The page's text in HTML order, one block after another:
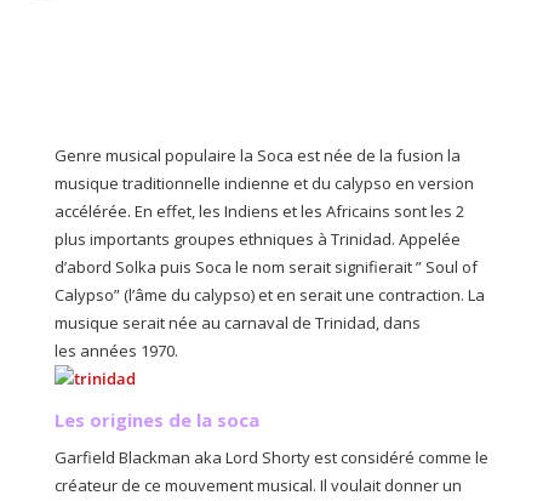
Genre musical populaire la Soca est née de la fusion la
musique traditionnelle indienne et du calypso en version
accélérée. En effet, les Indiens et les Africains sont les 2
plus importants groupes ethniques à Trinidad. Appelée
d’abord Solka puis Soca le nom serait signifierait ” Soul of
Calypso” (l’âme du calypso) et en serait une contraction. La
musique serait née au carnaval de Trinidad, dans
les années 1970.
Les origines de la soca
Garfield Blackman aka Lord Shorty est considéré comme le
créateur de ce mouvement musical. Il voulait donner un